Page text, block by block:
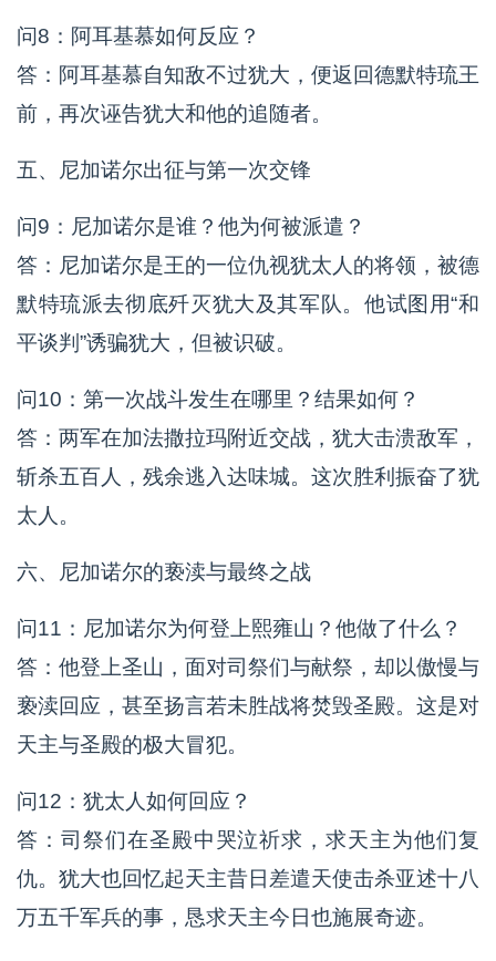
问8：阿耳基慕如何反应？
答：阿耳基慕自知敌不过犹大，便返回德默特琉王
前，再次诬告犹大和他的追随者。
五、尼加诺尔出征与第一次交锋
问9：尼加诺尔是谁？他为何被派遣？
答：尼加诺尔是王的一位仇视犹太人的将领，被德
默特琉派去彻底歼灭犹大及其军队。他试图用“和
平谈判”诱骗犹大，但被识破。
问10：第一次战斗发生在哪里？结果如何？
答：两军在加法撒拉玛附近交战，犹大击溃敌军，
斩杀五百人，残余逃入达味城。这次胜利振奋了犹
太人。
六、尼加诺尔的亵渎与最终之战
问11：尼加诺尔为何登上熙雍山？他做了什么？
答：他登上圣山，面对司祭们与献祭，却以傲慢与
亵渎回应，甚至扬言若未胜战将焚毁圣殿。这是对
天主与圣殿的极大冒犯。
问12：犹太人如何回应？
答：司祭们在圣殿中哭泣祈求，求天主为他们复
仇。犹大也回忆起天主昔日差遣天使击杀亚述十八
万五千军兵的事，恳求天主今日也施展奇迹。